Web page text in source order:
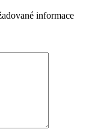
informace